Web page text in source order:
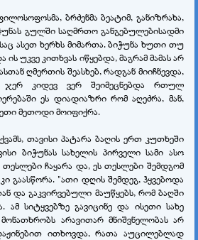
ბრძენმა ბეატიმ, განიზრახა,
გულში საღმრთო განგებულებისადმი
ასეთ ხერხს მიმართა. ბიჭუნა ხუთი თუ
უკვე კითხვას იწყებდა, მაგრამ მამას არ
ღმერთის შეასხებ, რადგან მიიჩნევდა,
კიდევ ვერ შეიმეცნებდა რთულ
ეს დიადიაზრი რომ აღეძრა, მან,
მეთოდი მოიფიქრა.
თავისი პატარა ბაღის ერთ კუთხეში
ბიჭუნას სახელის პირველი სამი ასო
თესლები ჩაყარა და, ეს თესლები შემდგომ
გაასწორა. "ათი დღის შემდეგ, ჰყვებოდა
და გაკვირვებული მაუწყებს, რომ ბაღში
ამ სიტყვებზე გავიცინე და ისეთი სახე
არავითარ მნიშვნელობას არ
ითხოვდა, რათა აუცილებლად